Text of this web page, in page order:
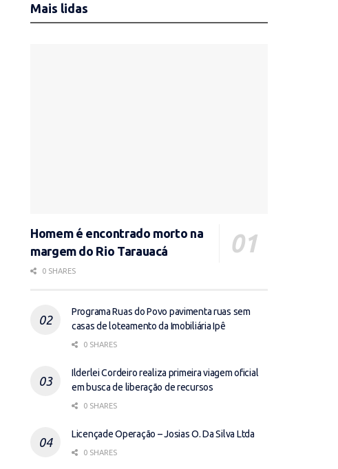
Mais lidas
Homem é encontrado morto na
margem do Rio Tarauacá
0 SHARES
Programa Ruas do Povo pavimenta ruas sem
casas de loteamento da Imobiliária Ipê
0 SHARES
Ilderlei Cordeiro realiza primeira viagem oficial
em busca de liberação de recursos
0 SHARES
Licençade Operação – Josias O. Da Silva Ltda
0 SHARES